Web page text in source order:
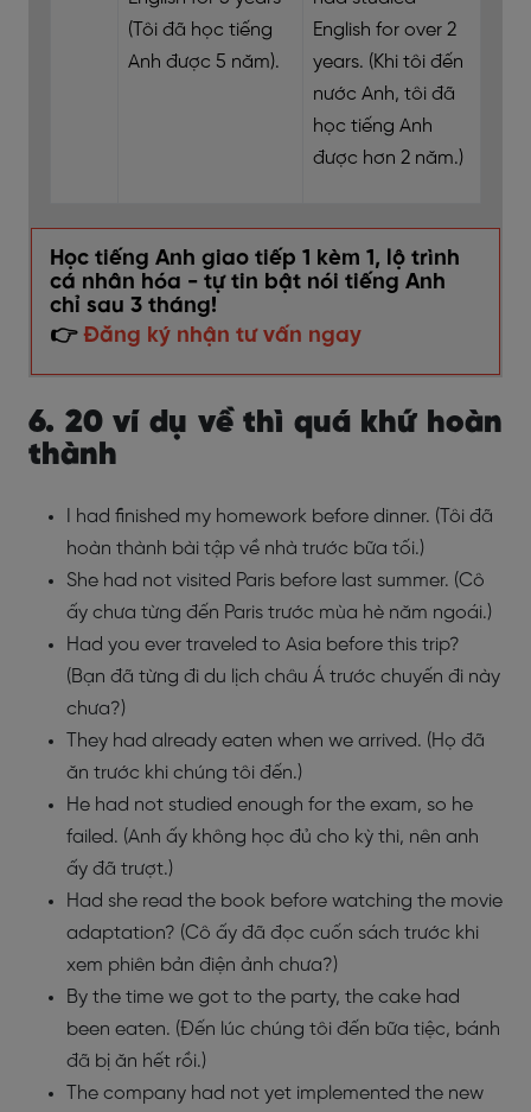
(Tôi đã học tiếng
Anh được 5 năm).
English for over 2
years. (Khi tôi đến
nước Anh, tôi đã
học tiếng Anh
được hơn 2 năm.)
Học tiếng Anh giao tiếp 1 kèm 1, lộ trình
cá nhân hóa - tự tin bật nói tiếng Anh
chỉ sau 3 tháng!
👉 Đăng ký nhận tư vấn ngay
6. 20 ví dụ về thì quá khứ hoàn
thành
I had finished my homework before dinner. (Tôi đã
hoàn thành bài tập về nhà trước bữa tối.)
She had not visited Paris before last summer. (Cô
ấy chưa từng đến Paris trước mùa hè năm ngoái.)
Had you ever traveled to Asia before this trip?
(Bạn đã từng đi du lịch châu Á trước chuyến đi này
chưa?)
They had already eaten when we arrived. (Họ đã
ăn trước khi chúng tôi đến.)
He had not studied enough for the exam, so he
failed. (Anh ấy không học đủ cho kỳ thi, nên anh
ấy đã trượt.)
Had she read the book before watching the movie
adaptation? (Cô ấy đã đọc cuốn sách trước khi
xem phiên bản điện ảnh chưa?)
By the time we got to the party, the cake had
been eaten. (Đến lúc chúng tôi đến bữa tiệc, bánh
đã bị ăn hết rồi.)
The company had not yet implemented the new